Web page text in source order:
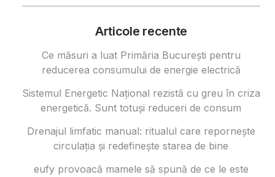
Articole recente
Ce măsuri a luat Primăria București pentru
reducerea consumului de energie electrică
Sistemul Energetic Național rezistă cu greu în criza
energetică. Sunt totuși reduceri de consum
Drenajul limfatic manual: ritualul care repornește
circulația și redefinește starea de bine
eufy provoacă mamele să spună de ce le este